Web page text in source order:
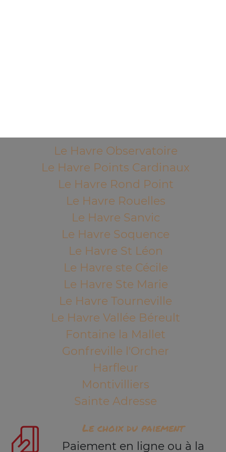
Le Havre Observatoire
Le Havre Points Cardinaux
Le Havre Rond Point
Le Havre Rouelles
Le Havre Sanvic
Le Havre Soquence
Le Havre St Léon
Le Havre ste Cécile
Le Havre Ste Marie
Le Havre Tourneville
Le Havre Vallée Béreult
Fontaine la Mallet
Gonfreville l'Orcher
Harfleur
Montivilliers
Sainte Adresse
Le choix du paiement
Paiement en ligne ou à la